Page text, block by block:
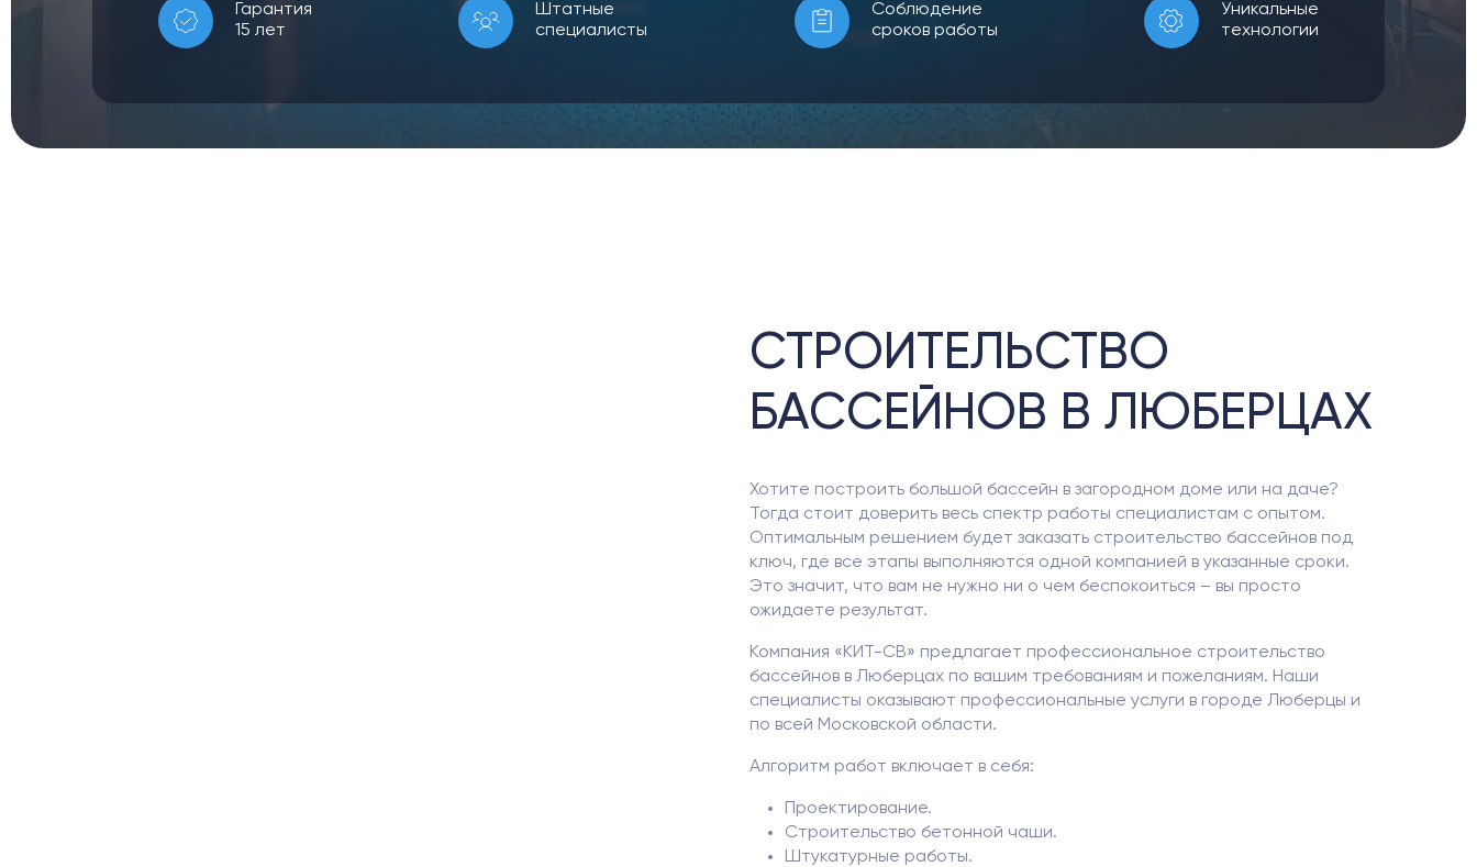
Гарантия
15 лет
Штатные
специалисты
Соблюдение
сроков работы
Уникальные
технологии
СТРОИТЕЛЬСТВО
БАССЕЙНОВ В ЛЮБЕРЦАХ
Хотите построить большой бассейн в загородном доме или на даче?
Тогда стоит доверить весь спектр работы специалистам с опытом.
Оптимальным решением будет заказать строительство бассейнов под
ключ, где все этапы выполняются одной компанией в указанные сроки.
Это значит, что вам не нужно ни о чем беспокоиться – вы просто
ожидаете результат.
Компания «КИТ-СВ» предлагает профессиональное строительство
бассейнов в Люберцах по вашим требованиям и пожеланиям. Наши
специалисты оказывают профессиональные услуги в городе Люберцы и
по всей Московской области.
Алгоритм работ включает в себя:
Проектирование.
Строительство бетонной чаши.
Штукатурные работы.